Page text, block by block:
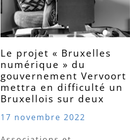
Le projet « Bruxelles
numérique » du
gouvernement Vervoort
mettra en difficulté un
Bruxellois sur deux
17 novembre 2022